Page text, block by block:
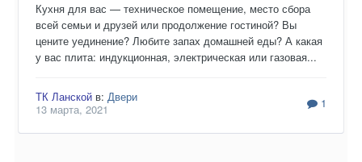
Кухня для вас — техническое помещение, место сбора
всей семьи и друзей или продолжение гостиной? Вы
цените уединение? Любите запах домашней еды? А какая
у вас плита: индукционная, электрическая или газовая...
ТК Ланской в: Двери
13 марта, 2021
1